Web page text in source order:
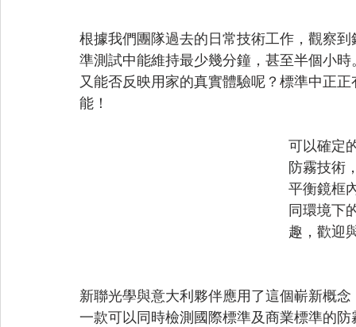
根據我們團隊過去的日常技術工作，觀察
準測試中能維持最少幾分鐘，甚至半個小
又能否反映用家的真實體驗呢？標準中正
能！
可以確定
防霧技術
平衡鏡框
同環境下
趣，歡迎
新聯光學與意大利夥伴應用了這個嶄新概
一款可以同時檢測國際標準及商業標準的